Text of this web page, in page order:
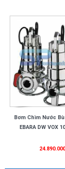
Bơm Chìm Nước
EBARA DW VOX